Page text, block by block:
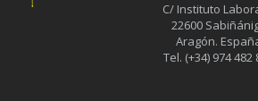
C/ Instituto
22600
Aragón.
Tel. (+34) 974 482